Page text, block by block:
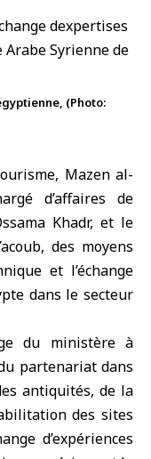
(Photo:
, Mazen al-
d’affaires de
Khadr, et le
des moyens
et l’échange
dans le secteur
du ministère à
partenariat dans
antiquités, de la
des sites
d’expériences